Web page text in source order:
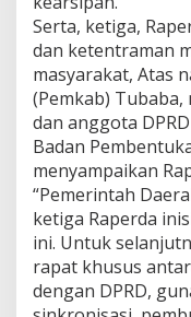
Serta, ketiga,
dan ketentraman
masyarakat, Atas
(Pemkab)
dan anggota
Badan
menyampaikan
“Pemerintah
ketiga Raperda
ini. Untuk
rapat khusus
dengan DPRD,